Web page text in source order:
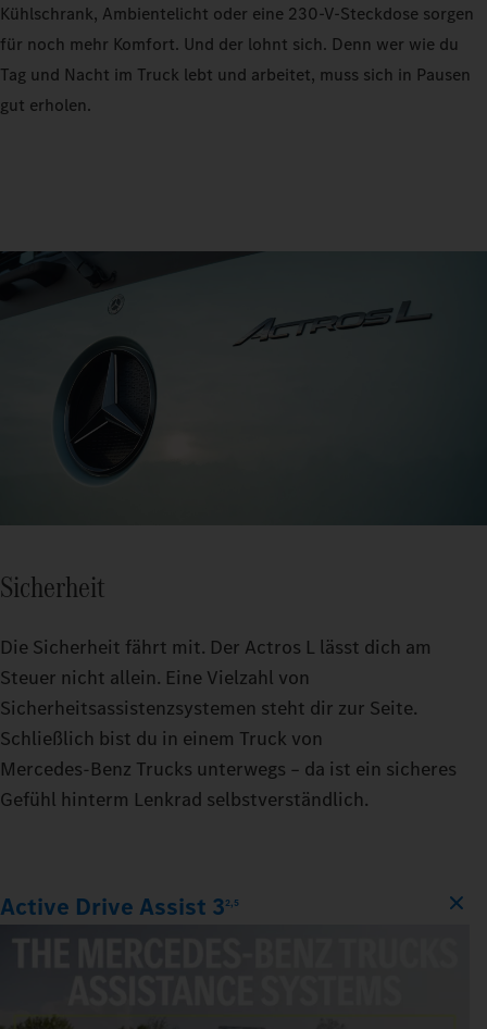
Kühlschrank, Ambientelicht oder eine 230-V-Steckdose sorgen
für noch mehr Komfort. Und der lohnt sich. Denn wer wie du
Tag und Nacht im Truck lebt und arbeitet, muss sich in Pausen
gut erholen.
Sicherheit
Die Sicherheit fährt mit. Der Actros L lässt dich am
Steuer nicht allein. Eine Vielzahl von
Sicherheitsassistenzsystemen steht dir zur Seite.
Schließlich bist du in einem Truck von
Mercedes‑Benz Trucks unterwegs – da ist ein sicheres
Gefühl hinterm Lenkrad selbstverständlich.
Active Drive Assist 32,5